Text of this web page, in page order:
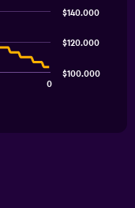
0
$100.000
$120.000
$140.000